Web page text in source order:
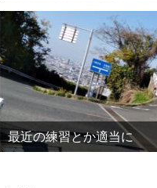
最近の練習とか適当に